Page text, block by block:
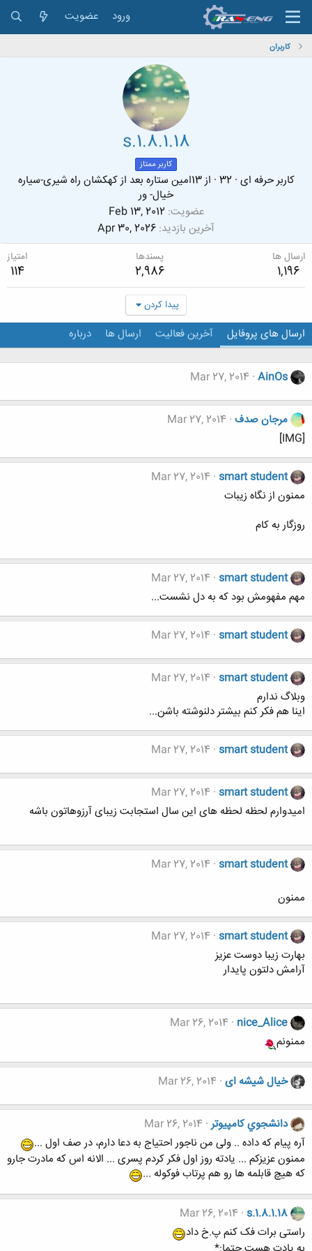
ورود عضویت
کاربران
s.1.8.1.18
کاربر ممتاز
کاربر حرفه ای ·
32
· از
13امین ستاره بعد از کهکشان راه شیری-سیاره
خیال- ور
عضویت Feb 13, 2012
آخرین بازدید Apr 30, 2026
ارسال ها
1,196
پسندها
2,986
امتیاز
114
پیدا کردن
ارسال های پروفایل آخرین فعالیت ارسال ها درباره
AinOs
Mar 27, 2014
مرجان صدف Mar 27, 2014
[IMG]
smart student
Mar 27, 2014
ممنون از نگاه زیبات
روزگار به کام
smart student
Mar 27, 2014
مهم مفهومش بود که به دل نشست...
smart student
Mar 27, 2014
smart student
Mar 27, 2014
وبلاگ ندارم
اینا هم فکر کنم بیشتر دلنوشته باشن...
smart student
Mar 27, 2014
smart student
Mar 27, 2014
امیدوارم لحظه لحظه های این سال استجابت زیبای آرزوهاتون باشه
smart student
Mar 27, 2014
ممنون
smart student
Mar 27, 2014
بهارت زیبا دوست عزیز
آرامش دلتون پایدار
nice_Alice
Mar 26, 2014
ممنونم
خیال شیشه ای Mar 26, 2014
دانشجوي كامپيوتر Mar 26, 2014
آره پیام که داده .. ولی من ناجور احتیاج به دعا دارم، در صف اول ...
ممنون عزیزکم ... یادته روز اول فکر کردم پسری ... الانه اس که مادرت جارو
که هیچ قابلمه ها رو هم پرتاب فوکوله ...
s.1.8.1.18
Mar 26, 2014
راستی برات فک کنم پ.خ داد